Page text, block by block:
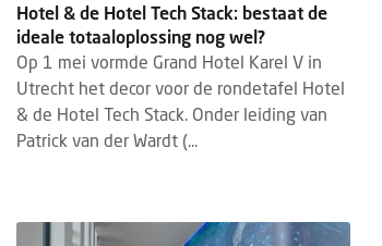
Hotel & de Hotel Tech Stack: bestaat de
ideale totaaloplossing nog wel?
Op 1 mei vormde Grand Hotel Karel V in
Utrecht het decor voor de rondetafel Hotel
& de Hotel Tech Stack. Onder leiding van
Patrick van der Wardt (...